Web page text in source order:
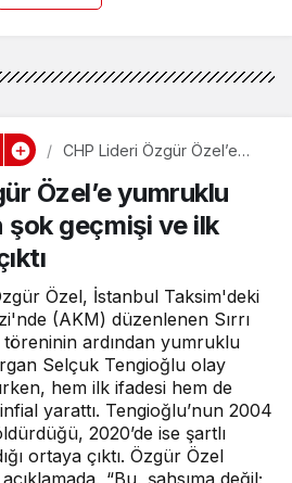
CHP Lideri Özgür Özel’e
geçmişi ve ilk ifadesi ortaya
çıktı
Özel’e yumruklu
şok geçmişi ve ilk
Özel, İstanbul Taksim'deki
(AKM) düzenlenen Sırrı
ardından yumruklu
Selçuk Tengioğlu olay
hem ilk ifadesi hem de
yarattı. Tengioğlu’nun 2004
2020’de ise şartlı
ortaya çıktı. Özgür Özel